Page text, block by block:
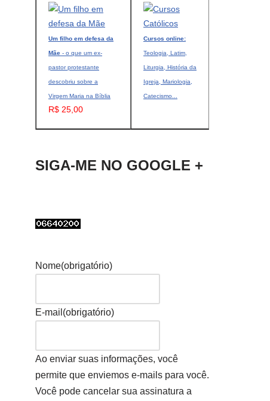
Um filho em defesa da
Mãe - o que um ex-
pastor protestante
descobriu sobre a
Virgem Maria na Bíblia
R$ 25,00
Cursos online:
Teologia, Latim,
Liturgia, História da
Igreja, Mariologia,
Catecismo...
SIGA-ME NO GOOGLE +
Nome(obrigatório)
E-mail (obrigatório)
Ao enviar suas informações, você
permite que enviemos e-mails para você.
Você pode cancelar sua assinatura a